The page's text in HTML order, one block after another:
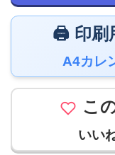
🖨️ 印刷
A4カレ
こ
いい